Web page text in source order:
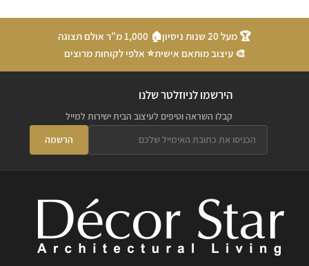
🏆 מעל 20 שנות ניסיון
🏠 1,000 מ"ר אולם תצוגה
🎨 עיצוב מותאם אישית⭐ אלפי לקוחות מרוצים
הירשמו לניוזלטר שלנו
קבלו השראה וטיפים לעיצוב הבית ישירות למייל
הרשמה